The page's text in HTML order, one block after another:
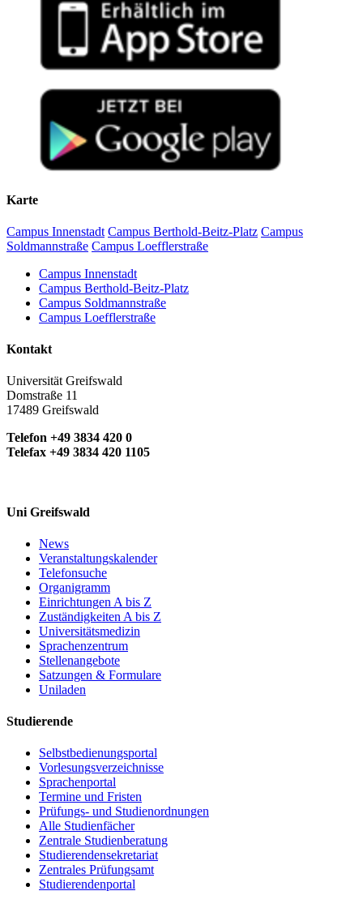
Karte
Campus Innenstadt Campus Berthold-Beitz-Platz Campus
Soldmannstraße Campus Loefflerstraße
Campus Innenstadt
Campus Berthold-Beitz-Platz
Campus Soldmannstraße
Campus Loefflerstraße
Kontakt
Universität Greifswald
Domstraße 11
17489 Greifswald
Telefon +49 3834 420 0
Telefax +49 3834 420 1105
Uni Greifswald
News
Veranstaltungskalender
Telefonsuche
Organigramm
Einrichtungen A bis Z
Zuständigkeiten A bis Z
Universitätsmedizin
Sprachenzentrum
Stellenangebote
Satzungen & Formulare
Uniladen
Studierende
Selbstbedienungsportal
Vorlesungsverzeichnisse
Sprachenportal
Termine und Fristen
Prüfungs- und Studienordnungen
Alle Studienfächer
Zentrale Studienberatung
Studierendensekretariat
Zentrales Prüfungsamt
Studierendenportal